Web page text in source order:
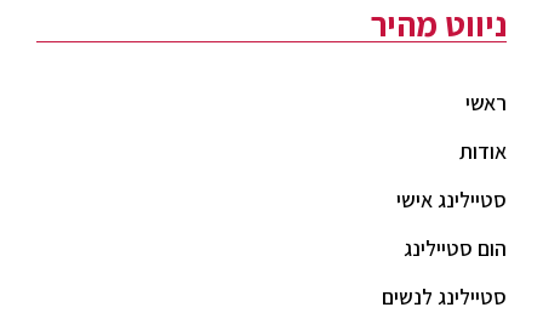
ניווט מהיר
ראשי
אודות
סטיילינג אישי
הום סטיילינג
סטיילינג לנשים